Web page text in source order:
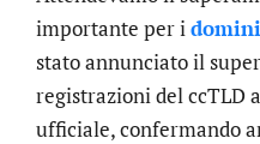
importante per i
stato annunciato il
registrazioni del ccTLD
ufficiale, confermando